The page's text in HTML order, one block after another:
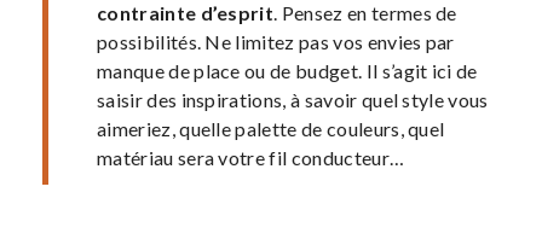
contrainte d’esprit. Pensez en termes de
possibilités. Ne limitez pas vos envies par
manque de place ou de budget. Il s’agit ici de
saisir des inspirations, à savoir quel style vous
aimeriez, quelle palette de couleurs, quel
matériau sera votre fil conducteur…